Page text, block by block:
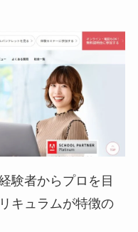
験者からプロを目
キュラムが特徴の